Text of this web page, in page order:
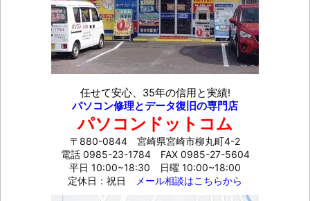
任せて安心、35年の信用と実績!
パソコン修理とデータ復旧の専門店
パソコンドットコム
〒880-0844 宮崎県宮崎市柳丸町4-2
電話 0985-23-1784FAX 0985-27-5604
平日 10:00~18:30 日曜 10:00~18:00
定休日：祝日
メール相談はこちらから